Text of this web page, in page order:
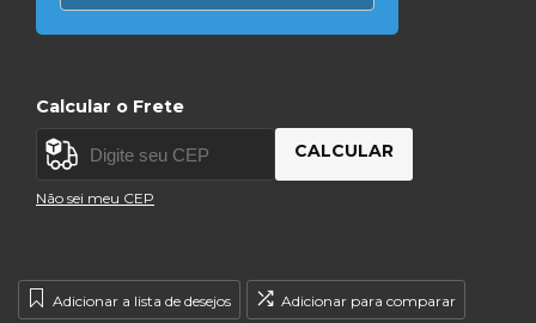
Calcular o Frete
CALCULAR
Não sei meu CEP
Adicionar a lista de desejos Adicionar para comparar